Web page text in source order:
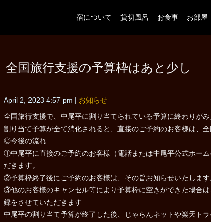
宿について 貸切風呂 お食事 お部屋
全国旅行支援の予算枠はあと少し
April 2, 2023 4:57 pm お知らせ
全国旅行支援で、中尾平に割り当てられている予算に終わりが
割り当て予算が全て消化されると、直接のご予約のお客様は、
◎今後の流れ
①中尾平に直接のご予約のお客様（電話または中尾平公式ホー
だきます。
②予算枠終了後にご予約のお客様は、その旨お知らせいたします
③他のお客様のキャンセル等により予算枠に空きができた場合
録をさせていただきます
中尾平の割り当て予算が終了した後、じゃらんネットや楽天ト